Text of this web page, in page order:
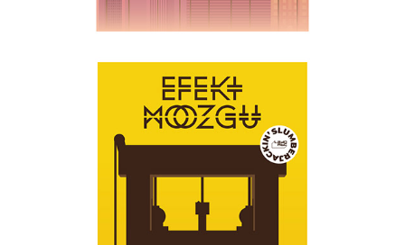
EFEKT MOOZGU